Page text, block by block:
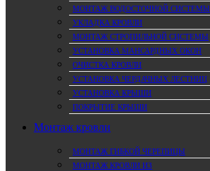
МОНТАЖ ВОДОСТОЧНОЙ СИСТЕМЫ
УКЛАДКА КРОВЛИ
МОНТАЖ СТРОПИЛЬНОЙ СИСТЕМЫ
УСТАНОВКА МАНСАРДНЫХ ОКОН
ОЧИСТКА КРОВЛИ
УСТАНОВКА ЧЕРДАЧНЫХ ЛЕСТНИЦ
УСТАНОВКА КРЫШИ
ПОКРЫТИЕ КРЫШИ
Монтаж кровли
МОНТАЖ ГИБКОЙ ЧЕРЕПИЦЫ
МОНТАЖ КРОВЛИ ИЗ